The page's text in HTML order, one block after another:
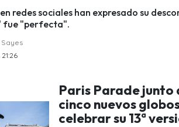
redes sociales han expresado su
fue "perfecta".
Paris Parade junto
cinco nuevos
celebrar su 13ª